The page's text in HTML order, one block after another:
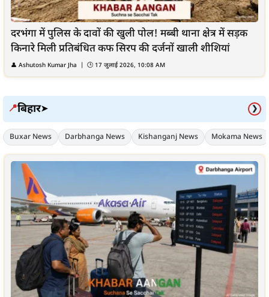
दरभंगा में पुलिस के दावों की खुली पोल! मब्बी थाना क्षेत्र में सड़क
किनारे मिली प्रतिबंधित कफ सिरप की दर्जनों खाली शीशियां
👤 Ashutosh Kumar Jha | 🕒 17 जुलाई 2026, 10:08 AM
📍बिहार➤ ❯
Buxar News Darbhanga News Kishanganj News Mokama News